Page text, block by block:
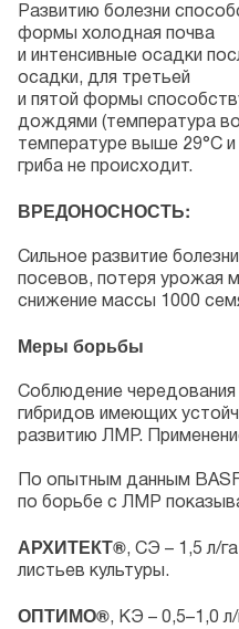
Развитию болезни
формы холодная почва
и интенсивные осадки
осадки, для третьей
и пятой формы
дождями (температура
температуре выше 29°С
гриба не происходит.
ВРЕДОНОСНОСТЬ:
Сильное развитие
посевов, потеря урожая
снижение массы 1000
Меры борьбы
Соблюдение чередования
гибридов имеющих
развитию ЛМР.
По опытным данным
по борьбе с ЛМР
АРХИТЕКТ®, СЭ – 1,5 л/
листьев культуры.
ОПТИМО®, КЭ – 0,5–1,0